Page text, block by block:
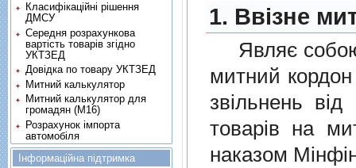
1. Ввізне
Являє собою
митний
звiльнень вiд
товарiв на
наказом
Класифікаційні рішення
ДМСУ
Середня розрахункова
вартість товарів згідно
УКТЗЕД
Довідка по товару УКТЗЕД
Митний калькулятор
Митний калькулятор для
громадян (М16)
Розрахунок імпорта
автомобіля
Інформаційна підтримка